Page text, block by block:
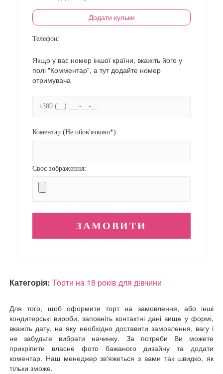
Додати кульки
Телефон:
Якщо у вас номер іншої країни, вкажіть його у
полі "Комментар", а тут додайте номер
отримувача
Коментар (Не обов'язково*):
Своє зображення:
Категорія: Торти на 18 років для дівчини
Для того, щоб оформити торт на замовлення, або інші
кондитерські вироби, заповніть контактні дані вище у формі,
вкажіть дату, на яку необхідно доставити замовлення, вагу і
не забудьте вибрати начинку. За потреби Ви можете
прикріпити власне фото бажаного дизайну та додати
коментар. Наш менеджер зв'яжеться з вами так швидко, як
тільки зможе.